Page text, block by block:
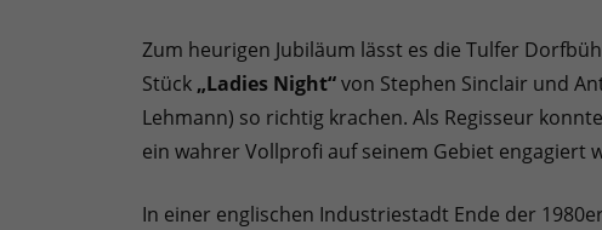
Zum heurigen Jubiläum lässt es die Tulfer
Stück „Ladies Night“von Stephen Sinclair und
Lehmann) so richtig krachen. Als Regisseur
ein wahrer Vollprofi auf seinem Gebiet engagiert
In einer englischen Industriestadt Ende der